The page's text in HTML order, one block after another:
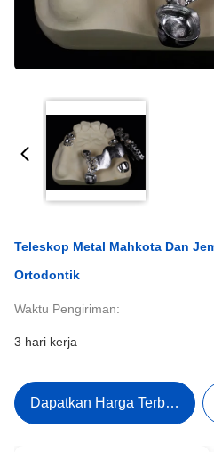
Teleskop Metal Mahkota Dan
Ortodontik
Waktu Pengiriman:
3 hari kerja
Dapatkan Harga Terbaik